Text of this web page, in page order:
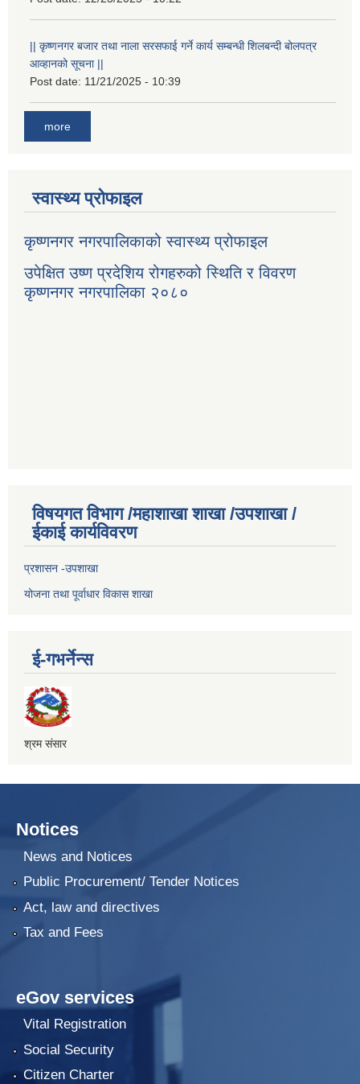
|| कृष्णनगर बजार तथा नाला सरसफाई गर्ने कार्य सम्बन्धी शिलबन्दी बोलपत्र
आव्हानको सूचना ||
Post date: 11/21/2025 - 10:39
more
स्वास्थ्य प्रोफाइल
कृष्णनगर नगरपालिकाको स्वास्थ्य प्रोफाइल
उपेक्षित उष्ण प्रदेशिय रोगहरुको स्थिति र विवरण
कृष्णनगर नगरपालिका २०८०
विषयगत विभाग /महाशाखा शाखा /उपशाखा /
ईकाई कार्यविवरण
प्रशासन -उपशाखा
योजना तथा पूर्वाधार विकास शाखा
ई-गभर्नेन्स
श्रम संसार
Notices
News and Notices
Public Procurement/ Tender Notices
Act, law and directives
Tax and Fees
eGov services
Vital Registration
Social Security
Citizen Charter